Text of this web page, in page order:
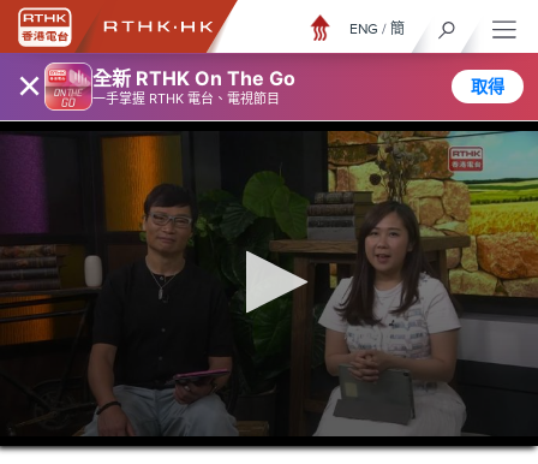
× 全新 RTHK On The Go
一手掌握 RTHK 電台、電視節目
取得
ENG / 簡
0
seconds